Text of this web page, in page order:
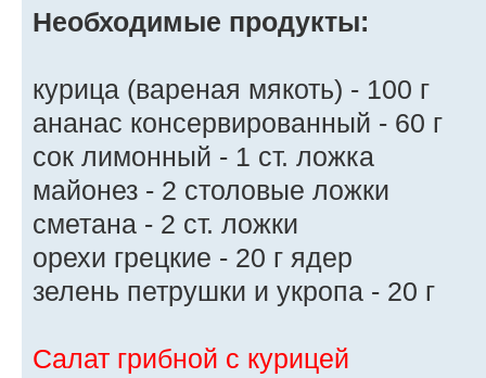
Необходимые продукты:
курица (вареная мякоть) - 100 г
ананас консервированный - 60 г
сок лимонный - 1 ст. ложка
майонез - 2 столовые ложки
сметана - 2 ст. ложки
орехи грецкие - 20 г ядер
зелень петрушки и укропа - 20 г
Салат грибной с курицей